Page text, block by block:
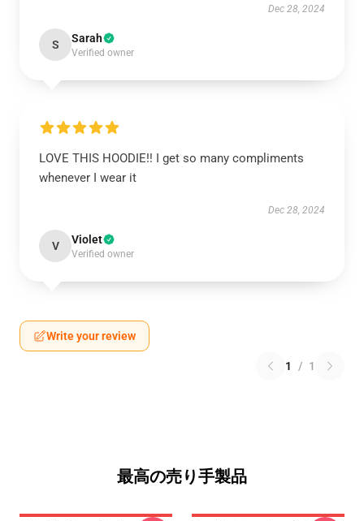
Dec 28, 2024
S Sarah
Verified owner
LOVE THIS HOODIE!! I get so many compliments
whenever I wear it
Dec 28, 2024
V Violet
Verified owner
Write your review
1 / 1
最高の売り手製品